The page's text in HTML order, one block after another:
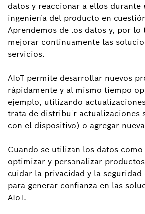
datos y reaccionar a ellos durante
ingeniería del producto en
Aprendemos de los datos y, por lo
mejorar continuamente las
servicios.
AIoT permite desarrollar nuevos
rápidamente y al mismo tiempo
ejemplo, utilizando
trata de distribuir actualizaciones
con el dispositivo) o agregar
Cuando se utilizan los datos como
optimizar y personalizar
cuidar la privacidad y la seguridad
para generar confianza en las
AIoT.